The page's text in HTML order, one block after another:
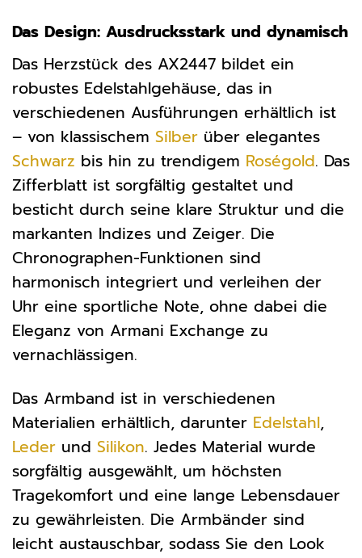
Das Design: Ausdrucksstark und dynamisch
Das Herzstück des AX2447 bildet ein
robustes Edelstahlgehäuse, das in
verschiedenen Ausführungen erhältlich ist
– von klassischem Silber über elegantes
Schwarz bis hin zu trendigem Roségold. Das
Zifferblatt ist sorgfältig gestaltet und
besticht durch seine klare Struktur und die
markanten Indizes und Zeiger. Die
Chronographen-Funktionen sind
harmonisch integriert und verleihen der
Uhr eine sportliche Note, ohne dabei die
Eleganz von Armani Exchange zu
vernachlässigen.
Das Armband ist in verschiedenen
Materialien erhältlich, darunter Edelstahl,
Leder und Silikon. Jedes Material wurde
sorgfältig ausgewählt, um höchsten
Tragekomfort und eine lange Lebensdauer
zu gewährleisten. Die Armbänder sind
leicht austauschbar, sodass Sie den Look